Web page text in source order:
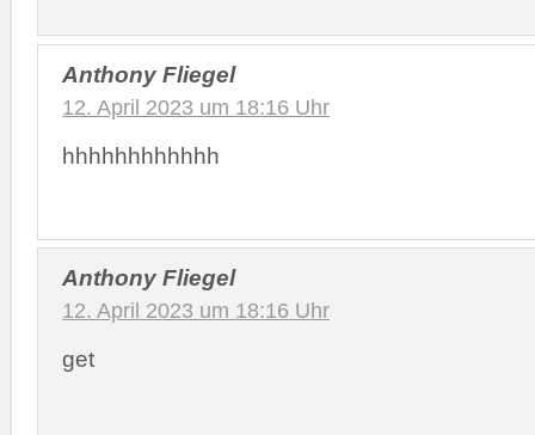
Anthony Fliegel
12. April 2023 um 18:16 Uhr
hhhhhhhhhhhh
Anthony Fliegel
12. April 2023 um 18:16 Uhr
get